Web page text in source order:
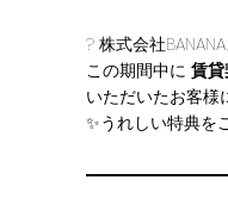
? 株式会社
この期間中に 賃
いただいたお客様
✨うれしい特典を